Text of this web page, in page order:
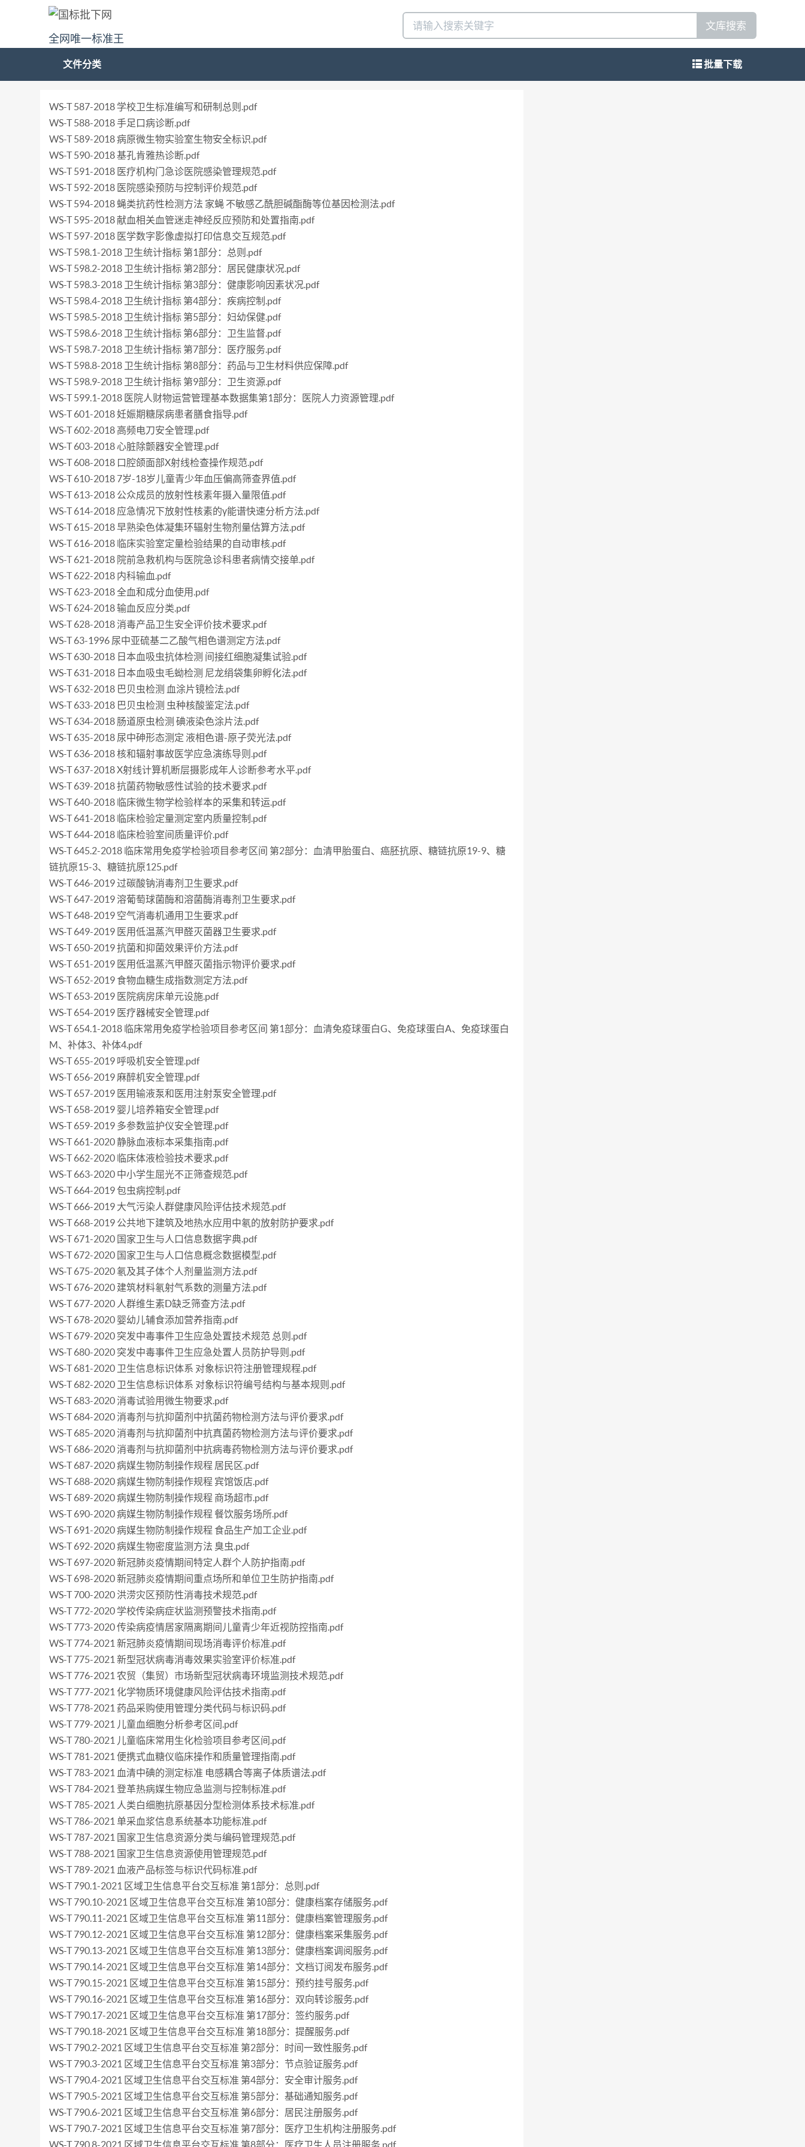
全网唯一标准王
文库搜索
文件分类 批量下载
WS-T 587-2018 学校卫生标准编写和研制总则.pdf
WS-T 588-2018 手足口病诊断.pdf
WS-T 589-2018 病原微生物实验室生物安全标识.pdf
WS-T 590-2018 基孔肯雅热诊断.pdf
WS-T 591-2018 医疗机构门急诊医院感染管理规范.pdf
WS-T 592-2018 医院感染预防与控制评价规范.pdf
WS-T 594-2018 蝇类抗药性检测方法 家蝇 不敏感乙酰胆碱酯酶等位基因检测法.pdf
WS-T 595-2018 献血相关血管迷走神经反应预防和处置指南.pdf
WS-T 597-2018 医学数字影像虚拟打印信息交互规范.pdf
WS-T 598.1-2018 卫生统计指标 第1部分：总则.pdf
WS-T 598.2-2018 卫生统计指标 第2部分：居民健康状况.pdf
WS-T 598.3-2018 卫生统计指标 第3部分：健康影响因素状况.pdf
WS-T 598.4-2018 卫生统计指标 第4部分：疾病控制.pdf
WS-T 598.5-2018 卫生统计指标 第5部分：妇幼保健.pdf
WS-T 598.6-2018 卫生统计指标 第6部分：卫生监督.pdf
WS-T 598.7-2018 卫生统计指标 第7部分：医疗服务.pdf
WS-T 598.8-2018 卫生统计指标 第8部分：药品与卫生材料供应保障.pdf
WS-T 598.9-2018 卫生统计指标 第9部分：卫生资源.pdf
WS-T 599.1-2018 医院人财物运营管理基本数据集第1部分：医院人力资源管理.pdf
WS-T 601-2018 妊娠期糖尿病患者膳食指导.pdf
WS-T 602-2018 高频电刀安全管理.pdf
WS-T 603-2018 心脏除颤器安全管理.pdf
WS-T 608-2018 口腔颌面部X射线检查操作规范.pdf
WS-T 610-2018 7岁-18岁儿童青少年血压偏高筛查界值.pdf
WS-T 613-2018 公众成员的放射性核素年摄入量限值.pdf
WS-T 614-2018 应急情况下放射性核素的γ能谱快速分析方法.pdf
WS-T 615-2018 早熟染色体凝集环辐射生物剂量估算方法.pdf
WS-T 616-2018 临床实验室定量检验结果的自动审核.pdf
WS-T 621-2018 院前急救机构与医院急诊科患者病情交接单.pdf
WS-T 622-2018 内科输血.pdf
WS-T 623-2018 全血和成分血使用.pdf
WS-T 624-2018 输血反应分类.pdf
WS-T 628-2018 消毒产品卫生安全评价技术要求.pdf
WS-T 63-1996 尿中亚硫基二乙酸气相色谱测定方法.pdf
WS-T 630-2018 日本血吸虫抗体检测 间接红细胞凝集试验.pdf
WS-T 631-2018 日本血吸虫毛蚴检测 尼龙绢袋集卵孵化法.pdf
WS-T 632-2018 巴贝虫检测 血涂片镜检法.pdf
WS-T 633-2018 巴贝虫检测 虫种核酸鉴定法.pdf
WS-T 634-2018 肠道原虫检测 碘液染色涂片法.pdf
WS-T 635-2018 尿中砷形态测定 液相色谱-原子荧光法.pdf
WS-T 636-2018 核和辐射事故医学应急演练导则.pdf
WS-T 637-2018 X射线计算机断层摄影成年人诊断参考水平.pdf
WS-T 639-2018 抗菌药物敏感性试验的技术要求.pdf
WS-T 640-2018 临床微生物学检验样本的采集和转运.pdf
WS-T 641-2018 临床检验定量测定室内质量控制.pdf
WS-T 644-2018 临床检验室间质量评价.pdf
WS-T 645.2-2018 临床常用免疫学检验项目参考区间 第2部分：血清甲胎蛋白、癌胚抗原、糖链抗原19-9、糖
链抗原15-3、糖链抗原125.pdf
WS-T 646-2019 过碳酸钠消毒剂卫生要求.pdf
WS-T 647-2019 溶葡萄球菌酶和溶菌酶消毒剂卫生要求.pdf
WS-T 648-2019 空气消毒机通用卫生要求.pdf
WS-T 649-2019 医用低温蒸汽甲醛灭菌器卫生要求.pdf
WS-T 650-2019 抗菌和抑菌效果评价方法.pdf
WS-T 651-2019 医用低温蒸汽甲醛灭菌指示物评价要求.pdf
WS-T 652-2019 食物血糖生成指数测定方法.pdf
WS-T 653-2019 医院病房床单元设施.pdf
WS-T 654-2019 医疗器械安全管理.pdf
WS-T 654.1-2018 临床常用免疫学检验项目参考区间 第1部分：血清免疫球蛋白G、免疫球蛋白A、免疫球蛋白
M、补体3、补体4.pdf
WS-T 655-2019 呼吸机安全管理.pdf
WS-T 656-2019 麻醉机安全管理.pdf
WS-T 657-2019 医用输液泵和医用注射泵安全管理.pdf
WS-T 658-2019 婴儿培养箱安全管理.pdf
WS-T 659-2019 多参数监护仪安全管理.pdf
WS-T 661-2020 静脉血液标本采集指南.pdf
WS-T 662-2020 临床体液检验技术要求.pdf
WS-T 663-2020 中小学生屈光不正筛查规范.pdf
WS-T 664-2019 包虫病控制.pdf
WS-T 666-2019 大气污染人群健康风险评估技术规范.pdf
WS-T 668-2019 公共地下建筑及地热水应用中氡的放射防护要求.pdf
WS-T 671-2020 国家卫生与人口信息数据字典.pdf
WS-T 672-2020 国家卫生与人口信息概念数据模型.pdf
WS-T 675-2020 氡及其子体个人剂量监测方法.pdf
WS-T 676-2020 建筑材料氡射气系数的测量方法.pdf
WS-T 677-2020 人群维生素D缺乏筛查方法.pdf
WS-T 678-2020 婴幼儿辅食添加营养指南.pdf
WS-T 679-2020 突发中毒事件卫生应急处置技术规范 总则.pdf
WS-T 680-2020 突发中毒事件卫生应急处置人员防护导则.pdf
WS-T 681-2020 卫生信息标识体系 对象标识符注册管理规程.pdf
WS-T 682-2020 卫生信息标识体系 对象标识符编号结构与基本规则.pdf
WS-T 683-2020 消毒试验用微生物要求.pdf
WS-T 684-2020 消毒剂与抗抑菌剂中抗菌药物检测方法与评价要求.pdf
WS-T 685-2020 消毒剂与抗抑菌剂中抗真菌药物检测方法与评价要求.pdf
WS-T 686-2020 消毒剂与抗抑菌剂中抗病毒药物检测方法与评价要求.pdf
WS-T 687-2020 病媒生物防制操作规程 居民区.pdf
WS-T 688-2020 病媒生物防制操作规程 宾馆饭店.pdf
WS-T 689-2020 病媒生物防制操作规程 商场超市.pdf
WS-T 690-2020 病媒生物防制操作规程 餐饮服务场所.pdf
WS-T 691-2020 病媒生物防制操作规程 食品生产加工企业.pdf
WS-T 692-2020 病媒生物密度监测方法 臭虫.pdf
WS-T 697-2020 新冠肺炎疫情期间特定人群个人防护指南.pdf
WS-T 698-2020 新冠肺炎疫情期间重点场所和单位卫生防护指南.pdf
WS-T 700-2020 洪涝灾区预防性消毒技术规范.pdf
WS-T 772-2020 学校传染病症状监测预警技术指南.pdf
WS-T 773-2020 传染病疫情居家隔离期间儿童青少年近视防控指南.pdf
WS-T 774-2021 新冠肺炎疫情期间现场消毒评价标准.pdf
WS-T 775-2021 新型冠状病毒消毒效果实验室评价标准.pdf
WS-T 776-2021 农贸（集贸）市场新型冠状病毒环境监测技术规范.pdf
WS-T 777-2021 化学物质环境健康风险评估技术指南.pdf
WS-T 778-2021 药品采购使用管理分类代码与标识码.pdf
WS-T 779-2021 儿童血细胞分析参考区间.pdf
WS-T 780-2021 儿童临床常用生化检验项目参考区间.pdf
WS-T 781-2021 便携式血糖仪临床操作和质量管理指南.pdf
WS-T 783-2021 血清中碘的测定标准 电感耦合等离子体质谱法.pdf
WS-T 784-2021 登革热病媒生物应急监测与控制标准.pdf
WS-T 785-2021 人类白细胞抗原基因分型检测体系技术标准.pdf
WS-T 786-2021 单采血浆信息系统基本功能标准.pdf
WS-T 787-2021 国家卫生信息资源分类与编码管理规范.pdf
WS-T 788-2021 国家卫生信息资源使用管理规范.pdf
WS-T 789-2021 血液产品标签与标识代码标准.pdf
WS-T 790.1-2021 区域卫生信息平台交互标准 第1部分：总则.pdf
WS-T 790.10-2021 区域卫生信息平台交互标准 第10部分：健康档案存储服务.pdf
WS-T 790.11-2021 区域卫生信息平台交互标准 第11部分：健康档案管理服务.pdf
WS-T 790.12-2021 区域卫生信息平台交互标准 第12部分：健康档案采集服务.pdf
WS-T 790.13-2021 区域卫生信息平台交互标准 第13部分：健康档案调阅服务.pdf
WS-T 790.14-2021 区域卫生信息平台交互标准 第14部分：文档订阅发布服务.pdf
WS-T 790.15-2021 区域卫生信息平台交互标准 第15部分：预约挂号服务.pdf
WS-T 790.16-2021 区域卫生信息平台交互标准 第16部分：双向转诊服务.pdf
WS-T 790.17-2021 区域卫生信息平台交互标准 第17部分：签约服务.pdf
WS-T 790.18-2021 区域卫生信息平台交互标准 第18部分：提醒服务.pdf
WS-T 790.2-2021 区域卫生信息平台交互标准 第2部分：时间一致性服务.pdf
WS-T 790.3-2021 区域卫生信息平台交互标准 第3部分：节点验证服务.pdf
WS-T 790.4-2021 区域卫生信息平台交互标准 第4部分：安全审计服务.pdf
WS-T 790.5-2021 区域卫生信息平台交互标准 第5部分：基础通知服务.pdf
WS-T 790.6-2021 区域卫生信息平台交互标准 第6部分：居民注册服务.pdf
WS-T 790.7-2021 区域卫生信息平台交互标准 第7部分：医疗卫生机构注册服务.pdf
WS-T 790.8-2021 区域卫生信息平台交互标准 第8部分：医疗卫生人员注册服务.pdf